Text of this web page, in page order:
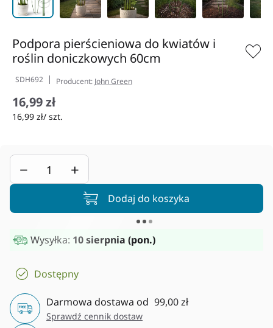
Podpora pierścieniowa do kwiatów i
roślin doniczkowych 60cm
SDH692 Producent: John Green
16,99 zł
16,99 zł/ szt.
− +
Dodaj do koszyka
Wysyłka: 10 sierpnia (pon.)
Dostępny
Darmowa dostawa od 99,00 zł
Sprawdź cennik dostaw